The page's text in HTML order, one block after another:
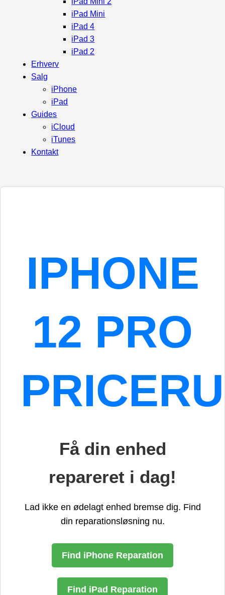
iPad Mini
iPad 4
iPad 3
iPad 2
Erhverv
Salg
iPhone
iPad
Guides
iCloud
iTunes
Kontakt
IPHONE
12 PRO
Få din enhed
repareret i dag!
Lad ikke en ødelagt enhed bremse dig. Find
din reparationsløsning nu.
Find iPhone Reparation
Find iPad Reparation